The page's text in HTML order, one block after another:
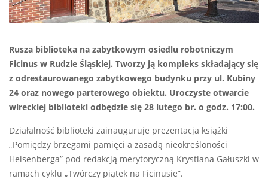
Rusza biblioteka na zabytkowym osiedlu robotniczym
Ficinus w Rudzie Śląskiej. Tworzy ją kompleks składający się
z odrestaurowanego zabytkowego budynku przy ul. Kubiny
24 oraz nowego parterowego obiektu. Uroczyste otwarcie
wireckiej biblioteki odbędzie się 28 lutego br. o godz. 17:00.
Działalność biblioteki zainauguruje prezentacja książki
„Pomiędzy brzegami pamięci a zasadą nieokreśloności
Heisenberga” pod redakcją merytoryczną Krystiana Gałuszki w
ramach cyklu „Twórczy piątek na Ficinusie”.